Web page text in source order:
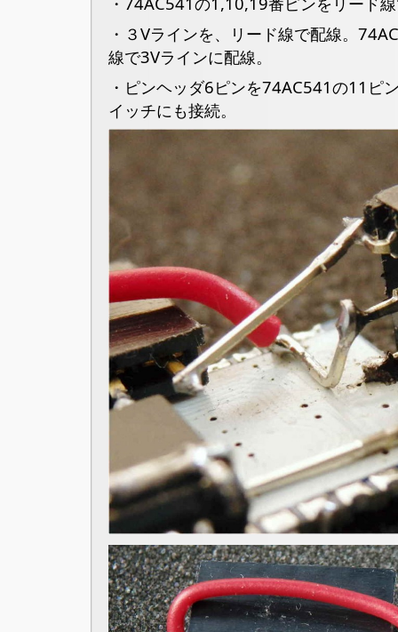
・３Vラインを、リード線で配線。
線で3Vラインに配線。
・ピンヘッダ6ピンを74AC541の11ピ
イッチにも接続。